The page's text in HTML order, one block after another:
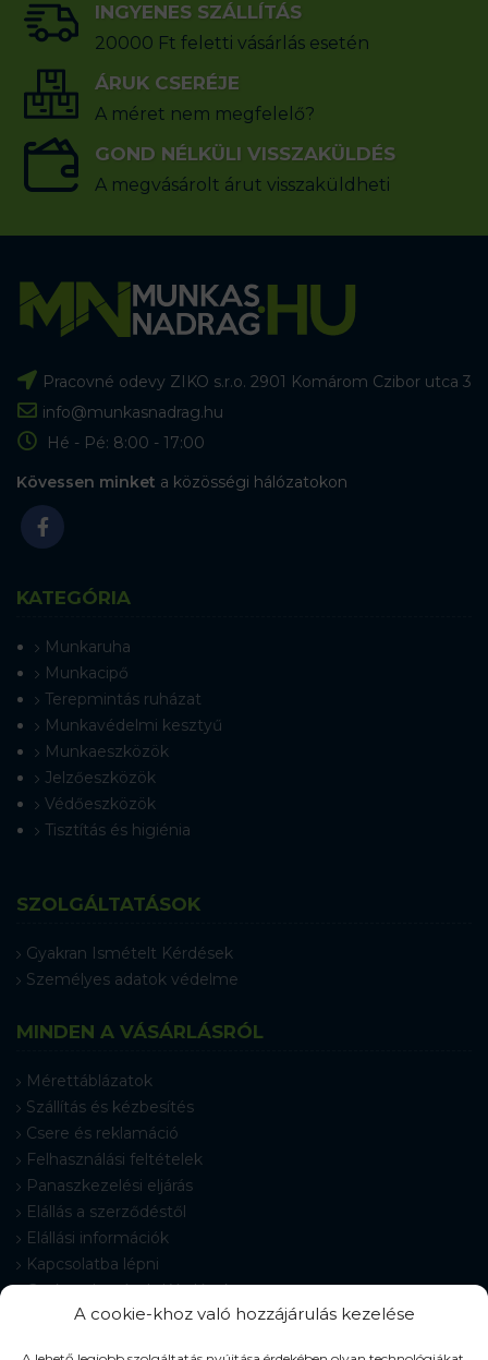
A cookie-khoz való hozzájárulás kezelése
INGYENES SZÁLLÍTÁS
20000 Ft feletti vásárlás esetén
ÁRUK CSERÉJE
A méret nem megfelelő?
GOND NÉLKÜLI VISSZAKÜLDÉS
A megvásárolt árut visszaküldheti
Pracovné odevy ZIKO s.r.o. 2901 Komárom Czibor utca 3
info@munkasnadrag.hu
Hé - Pé: 8:00 - 17:00
Kövessen minket a közösségi hálózatokon
KATEGÓRIA
Munkaruha
Munkacipő
Terepmintás ruházat
Munkavédelmi kesztyű
Munkaeszközök
Jelzőeszközök
Védőeszközök
Tisztítás és higiénia
SZOLGÁLTATÁSOK
Gyakran Ismételt Kérdések
Személyes adatok védelme
MINDEN A VÁSÁRLÁSRÓL
Mérettáblázatok
Szállítás és kézbesítés
Csere és reklamáció
Felhasználási feltételek
Panaszkezelési eljárás
Elállás a szerződéstől
Elállási információk
Kapcsolatba lépni
Gyakran Ismételt Kérdések
Cookie-beállítások